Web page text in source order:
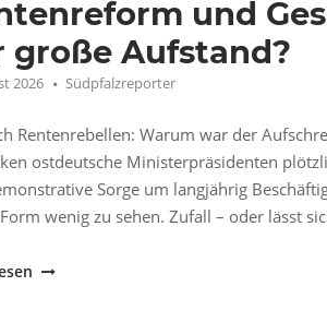
und
große Aufstand?
2026 Südpfalzreporter
Rentenrebellen: Warum war der
ostdeutsche Ministerpräsidenten
Sorge um langjährig
wenig zu sehen. Zufall – oder lässt